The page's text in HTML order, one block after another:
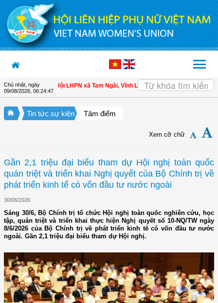
Truy cập nội dung luôn
Chủ nhật, ngày
09/08/2026, 06:24:48
hội viên | Hội LHPN xã Tam Ngãi, Vĩnh Long sơ kết công tác Hội và phong
Tin tức sự kiện Tâm điểm
Xem cỡ chữ
Gần 2,1 triệu đại biểu tham dự Hội nghị toàn quốc
quán triệt và triển khai Nghị quyết của Bộ Chính trị về
phát triển kinh tế có vốn đầu tư nước ngoài
30/06/2026
Sáng 30/6, Bộ Chính trị tổ chức Hội nghị toàn quốc nghiên cứu, học
tập, quán triệt và triển khai thực hiện Nghị quyết số 10-NQ/TW ngày
8/6/2026 của Bộ Chính trị về phát triển kinh tế có vốn đầu tư nước
ngoài. Gần 2,1 triệu đại biểu tham dự Hội nghị.